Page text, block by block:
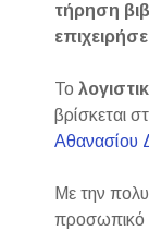
τήρηση
Το
βρίσκεται
Αθανασίου
Με την
προσωπικό